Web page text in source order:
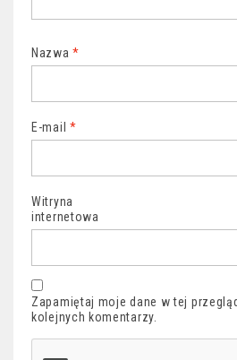
Nazwa*
E-mail *
Witryna
internetowa
Zapamiętaj moje dane w tej
kolejnych komentarzy.